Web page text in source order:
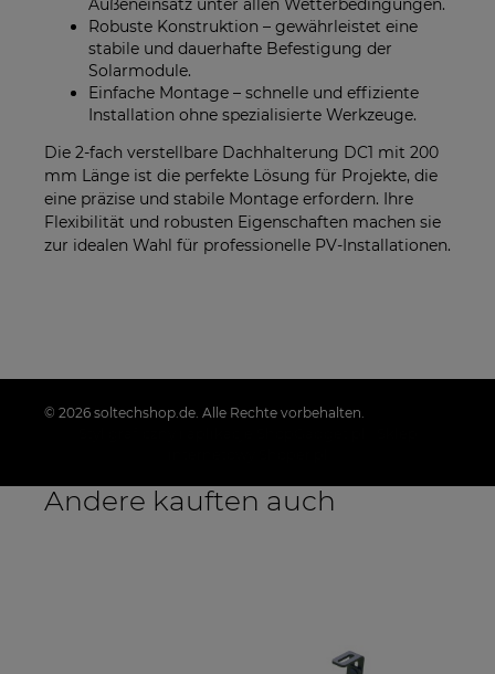
Außeneinsatz unter allen Wetterbedingungen.
Robuste Konstruktion – gewährleistet eine
stabile und dauerhafte Befestigung der
Solarmodule.
Einfache Montage – schnelle und effiziente
Installation ohne spezialisierte Werkzeuge.
Die 2-fach verstellbare Dachhalterung DC1 mit 200
mm Länge ist die perfekte Lösung für Projekte, die
eine präzise und stabile Montage erfordern. Ihre
Flexibilität und robusten Eigenschaften machen sie
zur idealen Wahl für professionelle PV-Installationen.
© 2026 soltechshop.de. Alle Rechte vorbehalten.
Andere kauften auch